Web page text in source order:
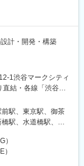
線)、京急川崎駅、
駅、西横浜駅、西中
駅、京成船橋駅、
、西４丁目駅、狸
さっぽろ駅、新静岡
八幡駅、西太子堂
宮前駅、内幸町駅、
前駅、牛込神楽坂
新宿駅、下神明駅、
新御徒町駅、浅草橋
、雑司が谷駅、上野
、東雲駅(東京都)、
通駅、北新地駅、
、大村駅(長崎県)、
駅、日向市駅、都城
島駅、出水駅、指宿
々木八幡駅、東池
うスカイツリー
都)、浜松町駅、銀
イ駅、立川北駅、
白河駅、西太子堂
計・開発・構築
1渋谷マークシティ
直結・各線「渋谷
新宿6-5-1新宿アイ
直結・各線「新宿
年実績）】・フ
プロジェクト先は
勤務地は希望を
駅、東京駅、御茶
駅、水道橋駅、秋
五反田駅、田町駅
町駅、泉岳寺駅、虎
）